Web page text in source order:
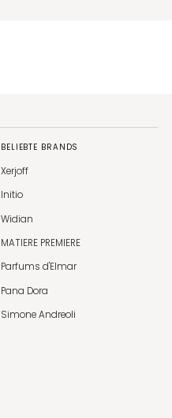
BELIEBTE BRANDS
Xerjoff
Initio
Widian
MATIERE PREMIERE
Parfums d'Elmar
Pana Dora
Simone Andreoli